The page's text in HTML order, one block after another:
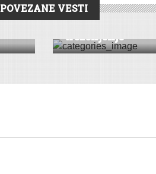
POVEZANE VESTICRNA HRONIKA
Tri nezgode, jedno
treženjenje